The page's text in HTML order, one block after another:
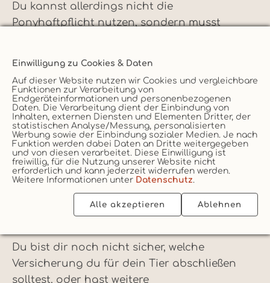
Einwilligung zu Cookies & Daten
Auf dieser Website nutzen wir Cookies und vergleichbare
Funktionen zur Verarbeitung von
Endgeräteinformationen und personenbezogenen
Daten. Die Verarbeitung dient der Einbindung von
Inhalten, externen Diensten und Elementen Dritter, der
statistischen Analyse/Messung, personalisierten
Werbung sowie der Einbindung sozialer Medien. Je nach
Funktion werden dabei Daten an Dritte weitergegeben
und von diesen verarbeitet. Diese Einwilligung ist
freiwillig, für die Nutzung unserer Website nicht
erforderlich und kann jederzeit widerrufen werden.
Weitere Informationen unter Datenschutz.
Alle akzeptieren Ablehnen
Du kannst allerdings nicht die
Ponyhaftpflicht nutzen, sondern musst
Weitere Informationen bekommst du auf
unserer Informations-Seite zur
Pferdeversicherung.
Nutze unsere kostenlose
Beratung bei allen Fragen zur
Ponyversicherung
Du bist dir noch nicht sicher, welche
Versicherung du für dein Tier abschließen
solltest, oder hast weitere